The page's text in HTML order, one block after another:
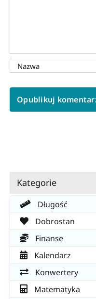
Kategorie
Długość
Dobrostan
Finanse
Kalendarz
Konwertery
Matematyka